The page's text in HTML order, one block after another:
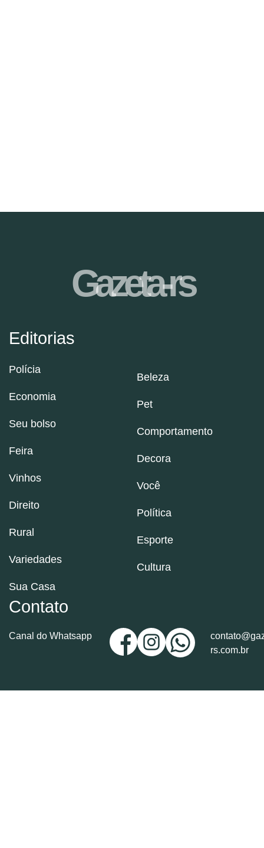
Editorias
Polícia
Economia
Seu bolso
Feira
Vinhos
Direito
Rural
Variedades
Sua Casa
Beleza
Pet
Comportamento
Decora
Você
Política
Esporte
Cultura
Contato
Canal do Whatsapp
rs.com.br
Gazeta-rs